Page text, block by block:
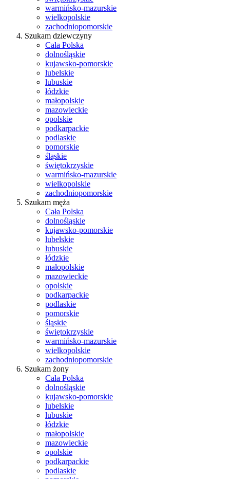
warmińsko-mazurskie
wielkopolskie
zachodniopomorskie
Szukam dziewczyny
Cała Polska
dolnośląskie
kujawsko-pomorskie
lubelskie
lubuskie
łódzkie
małopolskie
mazowieckie
opolskie
podkarpackie
podlaskie
pomorskie
śląskie
świętokrzyskie
warmińsko-mazurskie
wielkopolskie
zachodniopomorskie
Szukam męża
Cała Polska
dolnośląskie
kujawsko-pomorskie
lubelskie
lubuskie
łódzkie
małopolskie
mazowieckie
opolskie
podkarpackie
podlaskie
pomorskie
śląskie
świętokrzyskie
warmińsko-mazurskie
wielkopolskie
zachodniopomorskie
Szukam żony
Cała Polska
dolnośląskie
kujawsko-pomorskie
lubelskie
lubuskie
łódzkie
małopolskie
mazowieckie
opolskie
podkarpackie
podlaskie